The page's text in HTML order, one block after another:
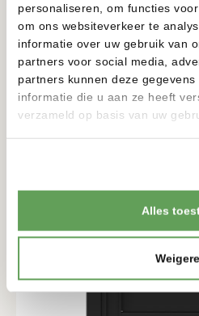
personaliseren, om functies
om ons websiteverkeer te
informatie over uw gebruik van
partners voor social media,
partners kunnen deze
informatie die u aan ze heeft
verzameld op basis van uw
Alles
ENKELE DRAAIPOORT
1657-2057MM
BEKIJKEN